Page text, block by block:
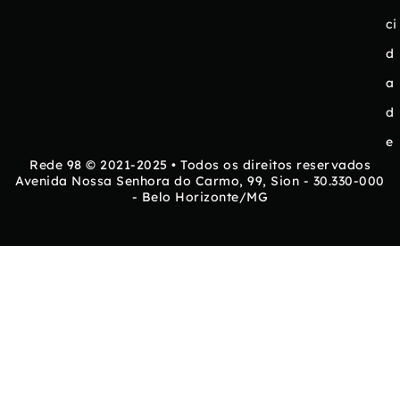
ci
d
a
d
e
Rede 98 © 2021-2025 • Todos os direitos reservados
Avenida Nossa Senhora do Carmo, 99, Sion - 30.330-000
- Belo Horizonte/MG